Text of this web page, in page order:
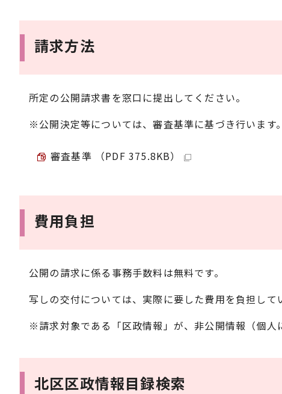
請求方法
所定の公開請求書を窓口に提出してください。
※公開決定等については、審査基準に基づき行います。
審査基準 （PDF 375.8KB）
費用負担
公開の請求に係る事務手数料は無料です。
写しの交付については、実際に要した費用を負担して
※請求対象である「区政情報」が、非公開情報（個人
北区区政情報目録検索